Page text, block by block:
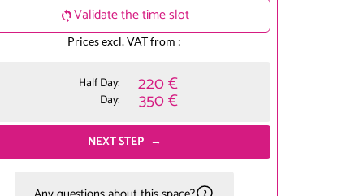
Validate the time slot
Prices excl. VAT from :
Half Day: 220 €
Day: 350 €
NEXT STEP